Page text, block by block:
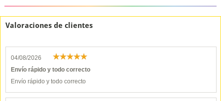
Valoraciones de clientes
04/08/2026
Envío rápido y todo correcto
Envío rápido y todo correcto